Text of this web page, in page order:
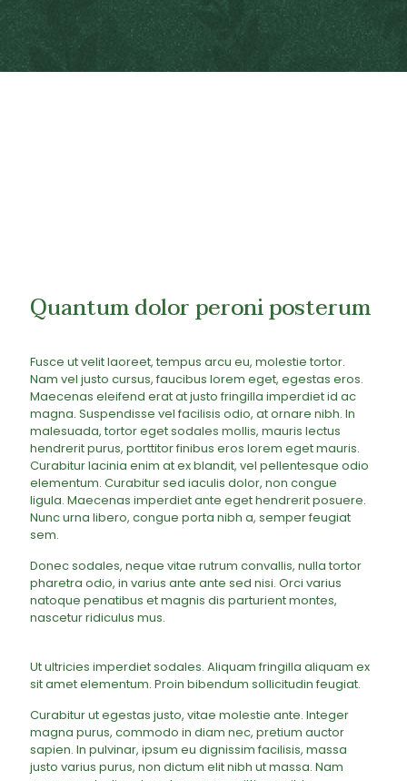
Quantum dolor peroni posterum
Fusce ut velit laoreet, tempus arcu eu, molestie tortor.
Nam vel justo cursus, faucibus lorem eget, egestas eros.
Maecenas eleifend erat at justo fringilla imperdiet id ac
magna. Suspendisse vel facilisis odio, at ornare nibh. In
malesuada, tortor eget sodales mollis, mauris lectus
hendrerit purus, porttitor finibus eros lorem eget mauris.
Curabitur lacinia enim at ex blandit, vel pellentesque odio
elementum. Curabitur sed iaculis dolor, non congue
ligula. Maecenas imperdiet ante eget hendrerit posuere.
Nunc urna libero, congue porta nibh a, semper feugiat
sem.
Donec sodales, neque vitae rutrum convallis, nulla tortor
pharetra odio, in varius ante ante sed nisi. Orci varius
natoque penatibus et magnis dis parturient montes,
nascetur ridiculus mus.
Ut ultricies imperdiet sodales. Aliquam fringilla aliquam ex
sit amet elementum. Proin bibendum sollicitudin feugiat.
Curabitur ut egestas justo, vitae molestie ante. Integer
magna purus, commodo in diam nec, pretium auctor
sapien. In pulvinar, ipsum eu dignissim facilisis, massa
justo varius purus, non dictum elit nibh ut massa. Nam